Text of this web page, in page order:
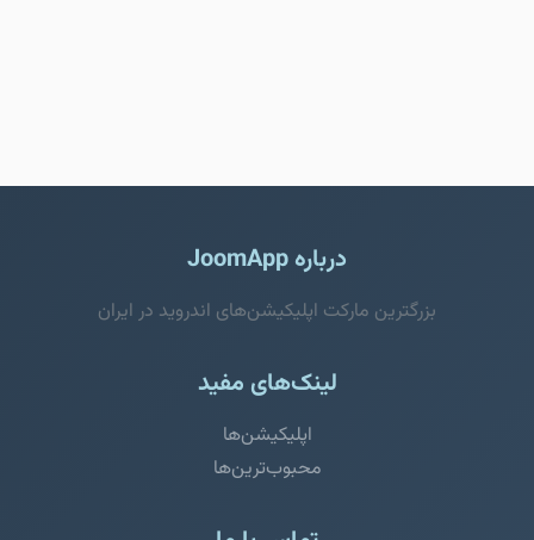
درباره JoomApp
بزرگترین مارکت اپلیکیشن‌های اندروید در ایران
لینک‌های مفید
اپلیکیشن‌ها
محبوب‌ترین‌ها